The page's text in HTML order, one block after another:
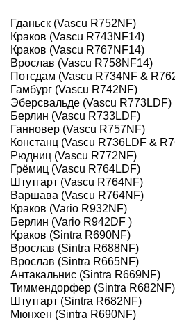
Гданьск (Vascu R752NF)
Краков (Vascu R743NF14)
Краков (Vascu R767NF14)
Врослав (Vascu R758NF14)
Потсдам (Vascu R734NF &
Гамбург (Vascu R742NF)
Эберсвальде (Vascu R773LDF)
Берлин (Vascu R733LDF)
Ганновер (Vascu R757NF)
Констанц (Vascu R736LDF &
Рюдниц (Vascu R772NF)
Грёмиц (Vascu R764LDF)
Штутгарт (Vascu R764NF)
Варшава (Vascu R764NF)
Краков (Vario R932NF)
Берлин (Vario R942DF )
Краков (Sintra R690NF)
Врослав (Sintra R688NF)
Врослав (Sintra R665NF)
Антакальнис (Sintra R669NF)
Тиммендорфер (Sintra R682NF)
Штутгарт (Sintra R682NF)
Мюнхен (Sintra R690NF)